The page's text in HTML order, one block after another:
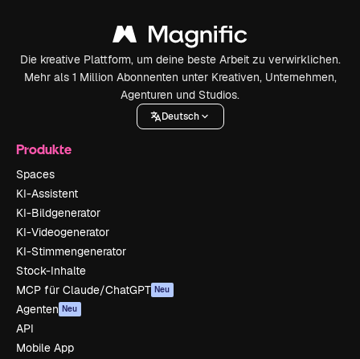
Die kreative Plattform, um deine beste Arbeit zu verwirklichen.
Mehr als 1 Million Abonnenten unter Kreativen, Unternehmen,
Agenturen und Studios.
Deutsch
Produkte
Spaces
KI-Assistent
KI-Bildgenerator
KI-Videogenerator
KI-Stimmengenerator
Stock-Inhalte
MCP für Claude/ChatGPT Neu
Agenten Neu
API
Mobile App